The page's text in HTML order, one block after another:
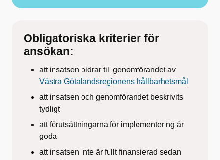
Obligatoriska kriterier för
ansökan:
att insatsen bidrar till genomförandet av
Västra Götalandsregionens hållbarhetsmål
att insatsen och genomförandet beskrivits
tydligt
att förutsättningarna för implementering är
goda
att insatsen inte är fullt finansierad sedan